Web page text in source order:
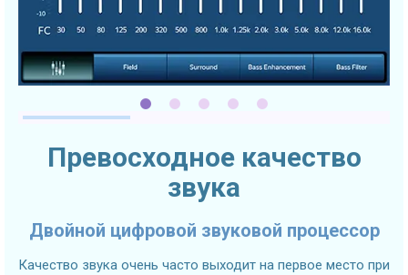
Превосходное качество
звука
Двойной цифровой звуковой процессор
Качество звука очень часто выходит на первое место при